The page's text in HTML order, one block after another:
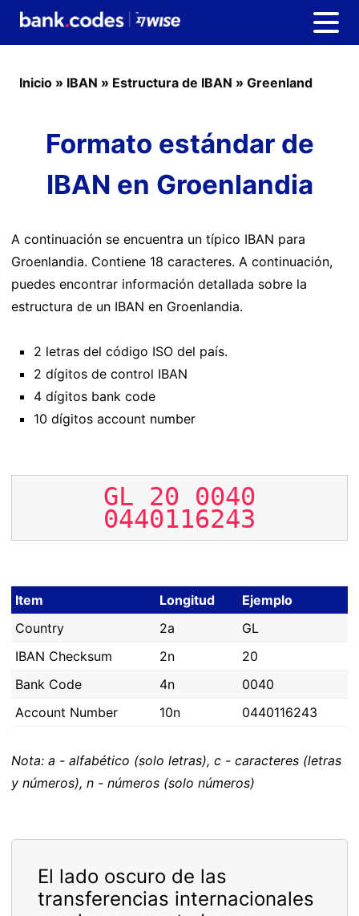
Inicio » IBAN » Estructura de IBAN » Greenland
Formato estándar de
IBAN en Groenlandia
A continuación se encuentra un típico IBAN para
Groenlandia. Contiene 18 caracteres. A continuación,
puedes encontrar información detallada sobre la
estructura de un IBAN en Groenlandia.
2 letras del código ISO del país.
2 dígitos de control IBAN
4 dígitos bank code
10 dígitos account number
GL 20 0040
0440116243
Item Longitud
Ejemplo
Country
2a
GL
IBAN Checksum
2n
20
Bank Code
4n
0040
Account Number
10n 0440116243
Nota: a - alfabético (solo letras), c - caracteres (letras
y números), n - números (solo números)
El lado oscuro de las
transferencias internacionales